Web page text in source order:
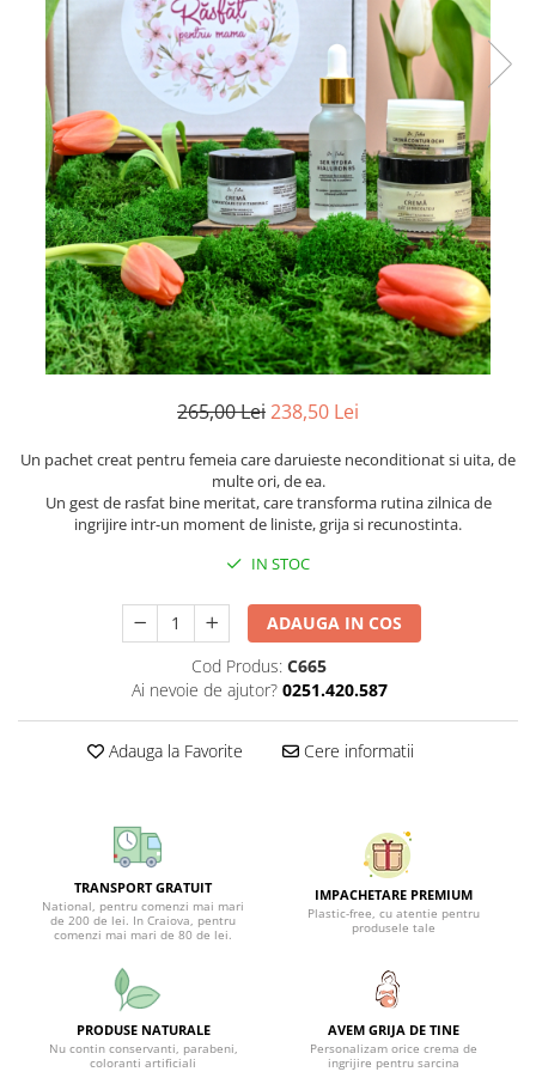
PREPARATE DERMATOLOGICE
Onicomicoza
Acnee
Dermatita seboreica
Pete pigmentare
Caderea parului
Pitiriazis versicolor
Alte preparate dermatologice
PREPARATE GINECOLOGICE
Infectii urinare
SOLUTIE DEZINFECTANTA
ALTE AFECTIUNI
265,00 Lei238,50 Lei
Un pachet creat pentru femeia care daruieste neconditionat si uita, de
multe ori, de ea.
Un gest de rasfat bine meritat, care transforma rutina zilnica de
ingrijire intr-un moment de liniste, grija si recunostinta.
IN STOC
ADAUGA IN COS
Cod Produs: C665
Ai nevoie de ajutor? 0251.420.587
Adauga la Favorite Cere informatii
TRANSPORT GRATUIT
National, pentru comenzi mai mari
de 200 de lei. In Craiova, pentru
comenzi mai mari de 80 de lei.
IMPACHETARE PREMIUM
Plastic-free, cu atentie pentru
produsele tale
PRODUSE NATURALE
Nu contin conservanti, parabeni,
coloranti artificiali
AVEM GRIJA DE TINE
Personalizam orice crema de
ingrijire pentru sarcina